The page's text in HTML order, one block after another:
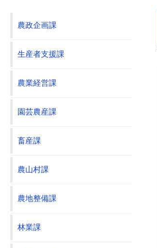
農政企画課
生産者支援課
農業経営課
園芸農産課
畜産課
農山村課
農地整備課
林業課